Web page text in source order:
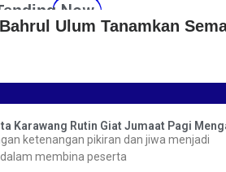
Now
Ulum Tanamkan
Karawang Rutin Giat Jumaat Pagi
ketenangan pikiran dan jiwa menjadi
membina peserta